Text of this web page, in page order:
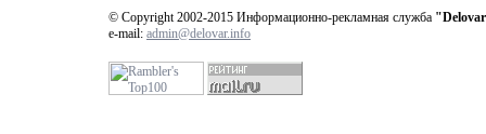
© Copyright 2002-2015 Информационно-рекламная служба
e-mail: admin@delovar.info